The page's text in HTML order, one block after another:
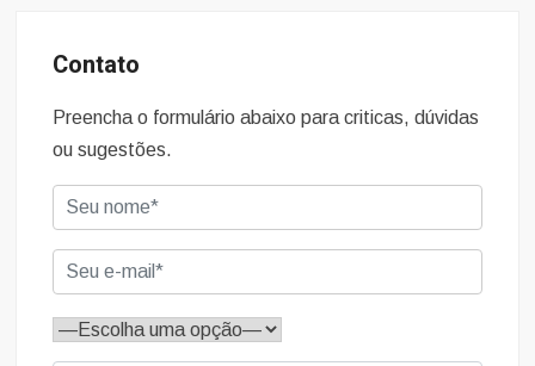
Contato
Preencha o formulário abaixo para criticas, dúvidas
ou sugestões.